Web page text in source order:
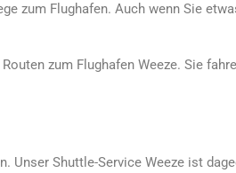
zum Flughafen. Auch wenn Sie
zum Flughafen Weeze. Sie
Shuttle-Service Weeze ist